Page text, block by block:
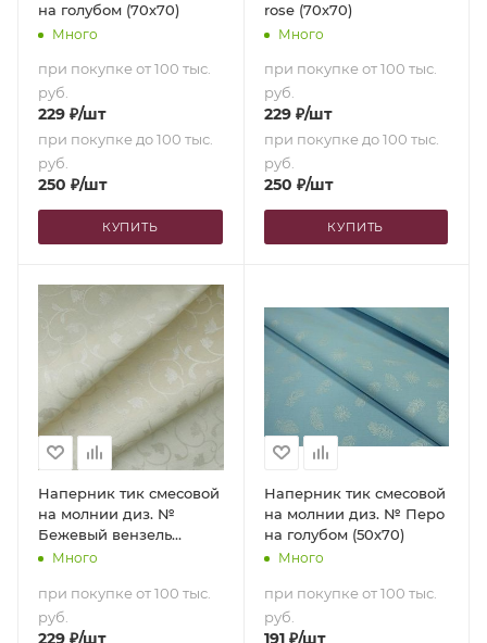
на голубом (70х70)
Много
при покупке от 100 тыс.
руб.
229 ₽/шт
при покупке до 100 тыс.
руб.
250 ₽/шт
КУПИТЬ
rose (70х70)
Много
при покупке от 100 тыс.
руб.
229₽/шт
при покупке до 100 тыс.
руб.
250 ₽/шт
КУПИТЬ
Наперник тик смесовой
на молнии диз. №
Бежевый вензель
(70х70)
Много
при покупке от 100 тыс.
руб.
229 ₽/шт
Наперник тик смесовой
на молнии диз. № Перо
на голубом (50х70)
Много
при покупке от 100 тыс.
руб.
191₽/шт